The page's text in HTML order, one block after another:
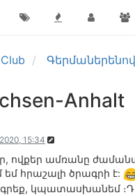
Anhalt
15:34
ովքեր ամռանը
եմ հրաշալի ծրագրի է:
գրեք, կպատասխանեմ ։Դ